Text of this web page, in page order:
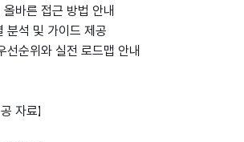
바른 접근 방법 안내
분석 및 가이드 제공
순위와 실전 로드맵 안내
자료】